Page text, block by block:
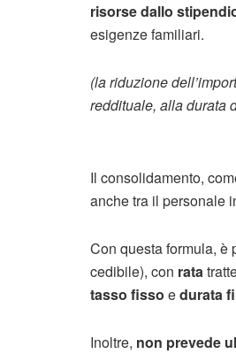
risorse dallo
esigenze familiari.
(la riduzione
reddituale, alla durata
Il consolidamento,
anche tra il personale
Con questa formula, è
cedibile), con rata
tasso fisso edurata
Inoltre, non prevede